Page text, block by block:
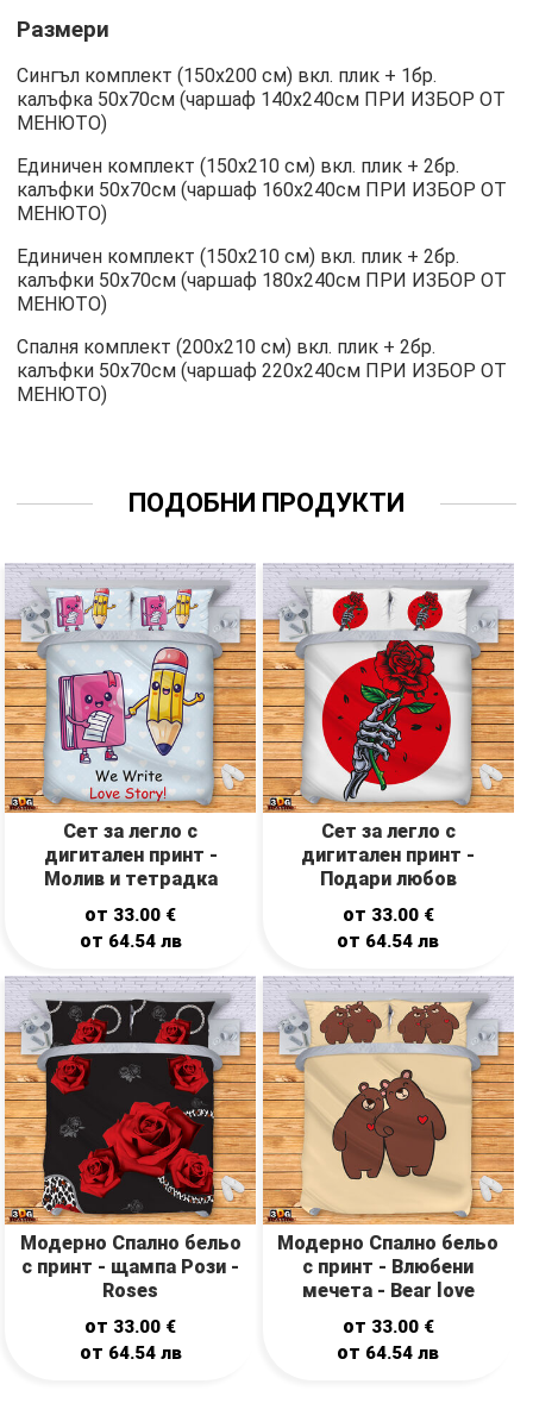
Размери
Сингъл комплект (150х200 см) вкл. плик + 1бр.
калъфка 50х70см (чаршаф 140х240см ПРИ ИЗБОР ОТ
МЕНЮТО)
Единичен комплект (150х210 см) вкл. плик + 2бр.
калъфки 50х70см (чаршаф 160х240см ПРИ ИЗБОР ОТ
МЕНЮТО)
Единичен комплект (150х210 см) вкл. плик + 2бр.
калъфки 50х70см (чаршаф 180х240см ПРИ ИЗБОР ОТ
МЕНЮТО)
Спалня комплект (200х210 см) вкл. плик + 2бр.
калъфки 50х70см (чаршаф 220х240см ПРИ ИЗБОР ОТ
МЕНЮТО)
ПОДОБНИ ПРОДУКТИ
Сет за легло с
дигитален принт -
Молив и тетрадка
от 33.00 €
от 64.54 лв
Сет за легло с
дигитален принт -
Подари любов
от 33.00 €
от 64.54лв
Модерно Спално бельо
с принт - щампа Рози -
Roses
от 33.00 €
от 64.54 лв
Модерно Спално бельо
с принт - Влюбени
мечета - Bear love
от 33.00 €
от 64.54лв